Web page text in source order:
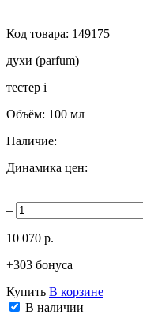
Код товара: 149175
духи (parfum)
тестер i
Объём: 100 мл
Наличие:
Динамика цен:
–
10 070 р.
+303 бонуса
Купить В корзине
В наличии